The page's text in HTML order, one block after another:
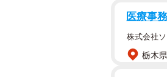
医療事
株式会社
栃木